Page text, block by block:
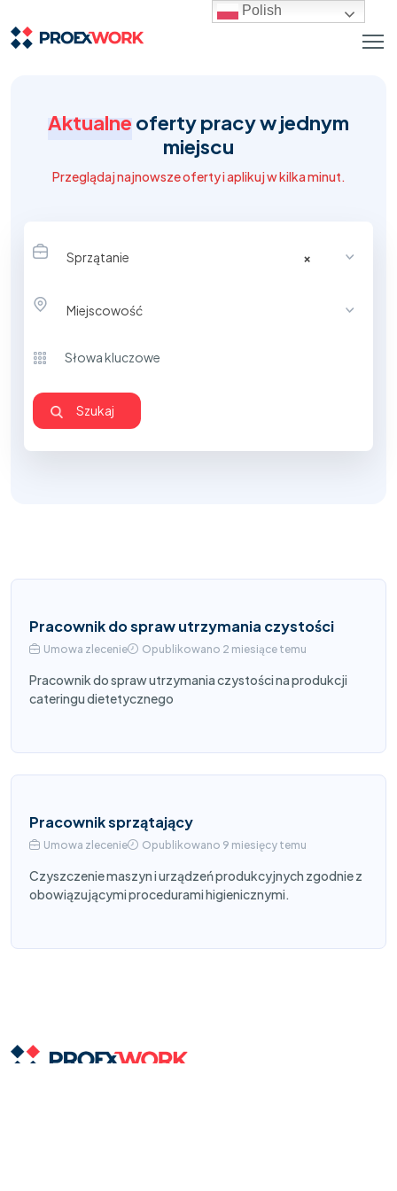
Aktualne oferty pracy w jednym
miejscu
Przeglądaj najnowsze oferty i aplikuj w kilka minut.
×
Sprzątanie
Miejscowość
Pracownik do spraw utrzymania czystości
Umowa zlecenie Opublikowano 2 miesiące temu
Pracownik do spraw utrzymania czystości na produkcji
cateringu dietetycznego
Pracownik sprzątający
Umowa zlecenie Opublikowano 9 miesięcy temu
Czyszczenie maszyn i urządzeń produkcyjnych zgodnie z
obowiązującymi procedurami higienicznymi.
Polish